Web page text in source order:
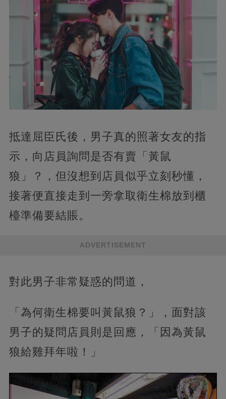
抵達屈臣氏後，男子真的照著女友的指
示，向店員詢問是否有賣「黃鼠
狼」？，但沒想到店員似乎立刻秒懂，
接著便直接走到一旁拿取衛生棉放到櫃
檯準備要結賬。
ADVERTISEMENT
對此男子非常疑惑的問道，
「為何衛生棉要叫黃鼠狼？」，面對該
男子的疑問店員則是回應，「因為黃鼠
狼給雞拜年啦！」